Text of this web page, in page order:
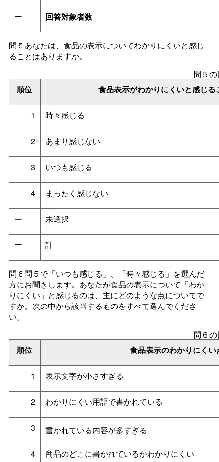
ー 回答対象者数
問５あなたは、食品の表示についてわかりにくいと感じ
ることはありますか。
順位 食品表示がわかりにくいと感じ
問５
1 時々感じる
2 あまり感じない
3 いつも感じる
4 まったく感じない
ー 未選択
ー 計
問６問５で「いつも感じる」、「時々感じる」を選んだ
方にお聞きします。あなたが食品の表示について「わか
りにくい」と感じるのは、主にどのような点についてで
すか。次の中から該当するものをすべて選んでくださ
い。
順位 食品表示のわかりにくい
問６
1 表示文字が小さすぎる
2 わかりにくい用語で書かれている
3 書かれている内容が多すぎる
4 商品のどこに書かれているかわかりにくい